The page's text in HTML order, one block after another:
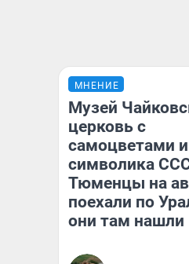
МНЕНИЕ
Музей
церковь с
самоцветами
символика
Тюменцы на
поехали по
они там нашли